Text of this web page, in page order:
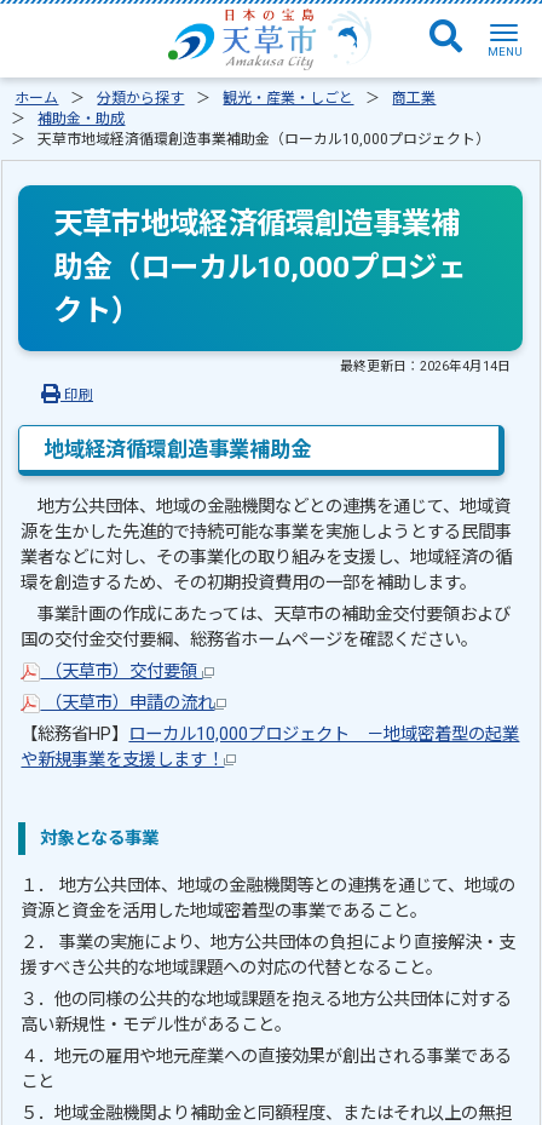
ホーム 分類から探す 観光・産業・しごと
商工業
補助金・助成
天草市地域経済循環創造事業補助金（ローカル10,000プロジェクト）
天草市地域経済循環創造事業補
助金（ローカル10,000プロジェ
クト）
最終更新日：2026年4月14日
印刷
地域経済循環創造事業補助金
地方公共団体、地域の金融機関などとの連携を通じて、地域資
源を生かした先進的で持続可能な事業を実施しようとする民間事
業者などに対し、その事業化の取り組みを支援し、地域経済の循
環を創造するため、その初期投資費用の一部を補助します。
事業計画の作成にあたっては、天草市の補助金交付要領および
国の交付金交付要綱、総務省ホームページを確認ください。
（天草市）交付要領
（天草市）申請の流れ
【総務省HP】 ローカル10,000プロジェクト －地域密着型の起業
や新規事業を支援します！
対象となる事業
１． 地方公共団体、地域の金融機関等との連携を通じて、地域の
資源と資金を活用した地域密着型の事業であること。
２． 事業の実施により、地方公共団体の負担により直接解決・支
援すべき公共的な地域課題への対応の代替となること。
３．他の同様の公共的な地域課題を抱える地方公共団体に対する
高い新規性・モデル性があること。
４．地元の雇用や地元産業への直接効果が創出される事業である
こと
５．地域金融機関より補助金と同額程度、またはそれ以上の無担